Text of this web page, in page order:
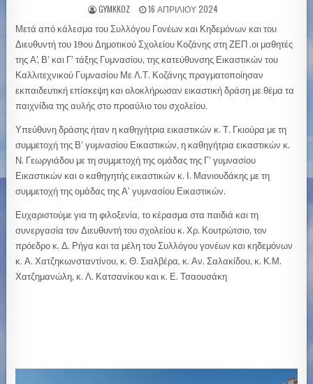
GYMKKOZ 16 ΑΠΡΙΛΊΟΥ 2024
Μετά από κάλεσμα του Συλλόγου Γονέων και Κηδεμόνων και του
Διευθυντή του 19ου Δημοτικού Σχολείου Κοζάνης στη ΖΕΠ ,οι μαθητές
της Α’, Β’ και Γ’ τάξης Γυμνασίου, της κατεύθυνσης Εικαστικών του
Καλλιτεχνικού Γυμνασίου Με Λ.Τ. Κοζάνης πραγματοποίησαν
εκπαιδευτική επίσκεψη και ολοκλήρωσαν εικαστική δράση με θέμα τα
παιχνίδια της αυλής στο προαύλιο του σχολείου.
Υπεύθυνη δράσης ήταν η καθηγήτρια εικαστικών κ. Τ. Γκιούρα με τη
συμμετοχή της Β’ γυμνασίου Εικαστικών, η καθηγήτρια εικαστικών κ.
Ν. Γεωργιάδου με τη συμμετοχή της ομάδας της Γ’ γυμνασίου
Εικαστικών και ο καθηγητής εικαστικών κ. Ι. Μανιουδάκης με τη
συμμετοχή της ομάδας της Α’ γυμνασίου Εικαστικών.
Ευχαριστούμε για τη φιλοξενία, το κέρασμα στα παιδιά και τη
συνεργασία τον Διευθυντή του σχολείου κ. Χρ. Κουτρώτσιο, τον
πρόεδρο κ. Δ. Ρήγα και τα μέλη του Συλλόγου γονέων και κηδεμόνων
κ. Α. Χατζηκωνσταντίνου, κ. Θ. Σιαλβέρα, κ. Αν. Σαλακίδου, κ. Κ.Μ.
Χατζημανώλη, κ. Λ. Κατσανίκου και κ. Ε. Τσαουσάκη